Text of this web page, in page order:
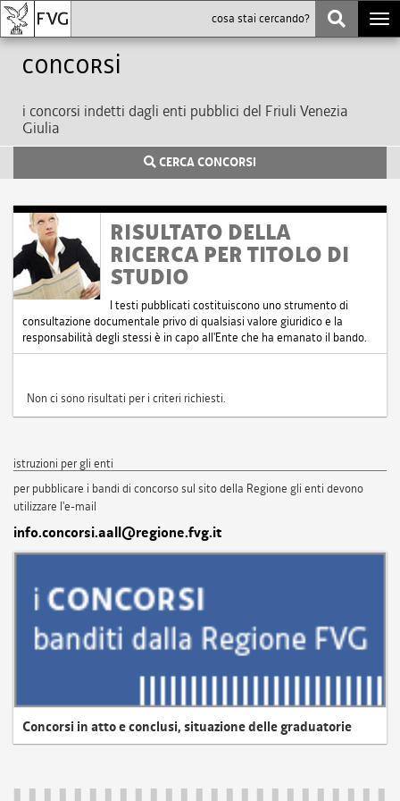
Concorsi
i concorsi indetti dagli enti pubblici del Friuli Venezia
Giulia
CERCA CONCORSI
RISULTATO DELLA
RICERCA PER TITOLO DI
STUDIO
I testi pubblicati costituiscono uno strumento di
consultazione documentale privo di qualsiasi valore giuridico e la
responsabilità degli stessi è in capo all'Ente che ha emanato il bando.
Non ci sono risultati per i criteri richiesti.
istruzioni per gli enti
per pubblicare i bandi di concorso sul sito della Regione gli enti devono
utilizzare l'e-mail
info.concorsi.aall@regione.fvg.it
Concorsi in atto e conclusi, situazione delle graduatorie